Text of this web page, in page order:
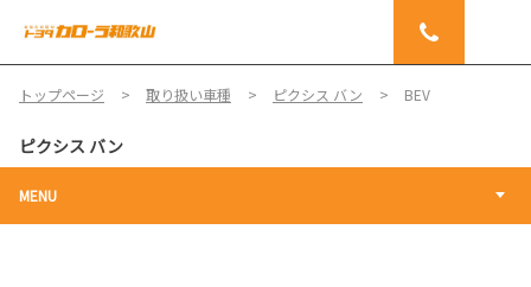
トップページ 取り扱い車種 ピクシス バン BEV
ピクシス バン
MENU